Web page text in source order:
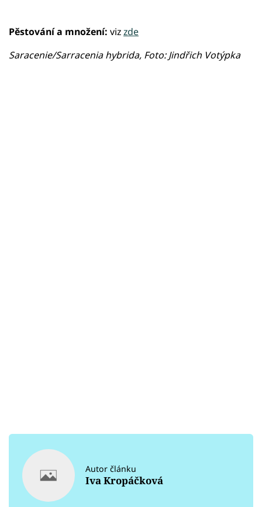
Pěstování a množení: vizzde
Saracenie/Sarracenia hybrida, Foto: Jindřich Votýpka
Autor článku
Iva Kropáčková